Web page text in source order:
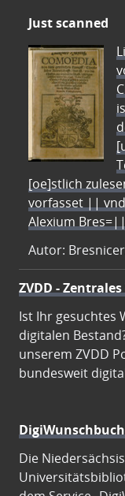
Just scanned
[oe]stlich
vorfasset ||
Alexium
Autor:
ZVDD -
Ist Ihr gesuchtes
digitalen
unserem ZVDD
bundesweit
DigiWunschbuch
Die